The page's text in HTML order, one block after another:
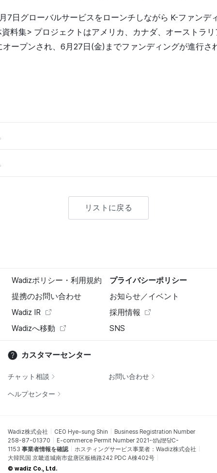
7日グローバルサービスをローンチしながら K-ファンデ
料集> プロジェクトはアメリカ、カナダ、オーストラ
ープンされ、6月27日(金)までファンディングが進行さ
リストに戻る
Wadizポリシー・利用規約
プライバシーポリシー
提携のお問い合わせ
お知らせ／イベント
Wadiz IR
採用情報
Wadizへ移動
SNS
カスタマーセンター
チャット相談 お問い合わせ
ヘルプセンター
Wadiz株式会社 CEO Hye-sung Shin
Business Registration Number
258-87-01370
E-commerce Permit Number 2021-성남분당C-
1153 事業者情報を確認
ホスティングサービス事業者：Wadiz株式会社
大韓民国 京畿道城南市盆唐区板橋路242 PDC A棟402号
© wadiz Co., Ltd.